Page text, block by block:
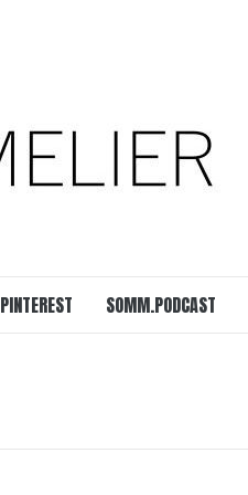
PINTEREST SOMM.PODCAST